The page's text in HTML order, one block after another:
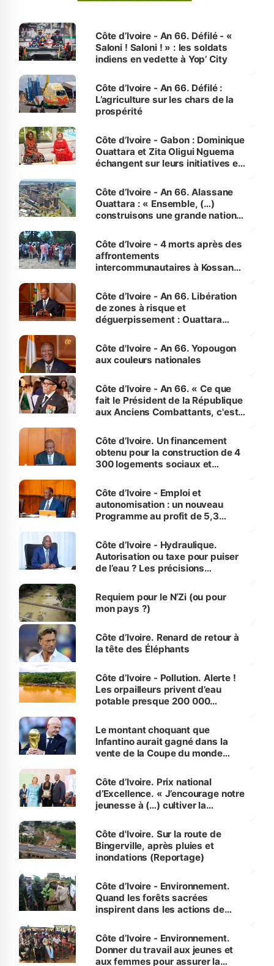
Côte d’Ivoire - An 66. Défilé - «
Saloni ! Saloni ! » : les soldats
indiens en vedette à Yop’ City
Côte d’Ivoire - An 66. Défilé :
L’agriculture sur les chars de la
prospérité
Côte d’Ivoire - Gabon : Dominique
Ouattara et Zita Oligui Nguema
échangent sur leurs initiatives en
enfants
Côte d’Ivoire - An 66. Alassane
Ouattara : « Ensemble, (…)
construisons une grande nation
générations futures »
Côte d’Ivoire - 4 morts après des
affrontements
intercommunautaires à Kossandji
milieu des sinistrés
Côte d’Ivoire - An 66. Libération
de zones à risque et
déguerpissement : Ouattara
l'Etat de droit pour préserver les
vies humaines »
Côte d'Ivoire - An 66. Yopougon
aux couleurs nationales
Côte d’Ivoire - An 66. « Ce que
fait le Président de la République
aux Anciens Combattants, c'est
Côte d’Ivoire. Un financement
obtenu pour la construction de 4
300 logements sociaux et
et Yamoussoukro
Côte d’Ivoire - Emploi et
autonomisation : un nouveau
Programme au profit de 5,3
Côte d’Ivoire - Hydraulique.
Autorisation ou taxe pour puiser
de l’eau ? Les précisions
Requiem pour le N’Zi (ou pour
mon pays ?)
Côte d’Ivoire. Renard de retour à
la tête des Éléphants
Côte d’Ivoire - Pollution. Alerte !
Les orpailleurs privent d’eau
potable presque 200 000
Le montant choquant que
Infantino aurait gagné dans la
vente de la Coupe du monde
Côte d’Ivoire. Prix national
d’Excellence. « J’encourage notre
jeunesse à (…) cultiver la
(Alassane Ouattara
Côte d'Ivoire. Sur la route de
Bingerville, après pluies et
inondations (Reportage)
Côte d’Ivoire - Environnement.
Quand les forêts sacrées
inspirent dans les actions de
Côte d’Ivoire - Environnement.
Donner du travail aux jeunes et
aux femmes pour assurer la